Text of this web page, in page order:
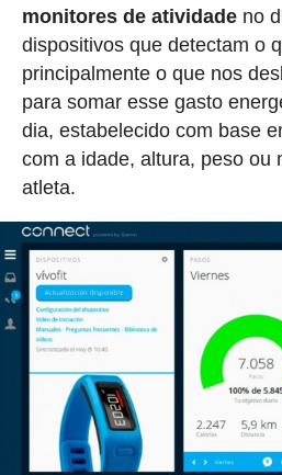
monitores de atividadeno
dispositivos que detectam o
principalmente o que nos
para somar esse gasto
dia, estabelecido com base
com a idade, altura, peso ou
atleta.